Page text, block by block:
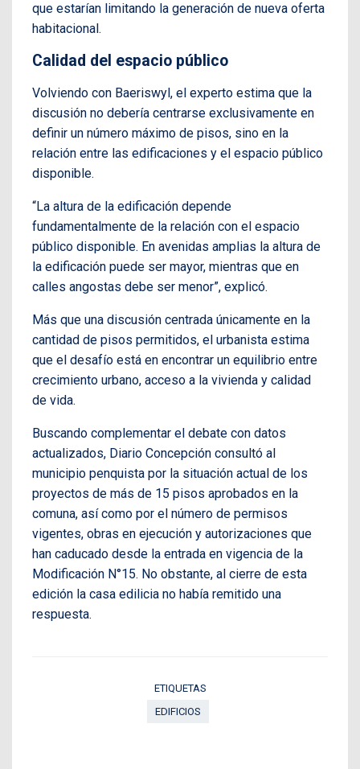
que estarían limitando la generación de nueva oferta
habitacional.
Calidad del espacio público
Volviendo con Baeriswyl, el experto estima que la
discusión no debería centrarse exclusivamente en
definir un número máximo de pisos, sino en la
relación entre las edificaciones y el espacio público
disponible.
“La altura de la edificación depende
fundamentalmente de la relación con el espacio
público disponible. En avenidas amplias la altura de
la edificación puede ser mayor, mientras que en
calles angostas debe ser menor”, explicó.
Más que una discusión centrada únicamente en la
cantidad de pisos permitidos, el urbanista estima
que el desafío está en encontrar un equilibrio entre
crecimiento urbano, acceso a la vivienda y calidad
de vida.
Buscando complementar el debate con datos
actualizados, Diario Concepción consultó al
municipio penquista por la situación actual de los
proyectos de más de 15 pisos aprobados en la
comuna, así como por el número de permisos
vigentes, obras en ejecución y autorizaciones que
han caducado desde la entrada en vigencia de la
Modificación N°15. No obstante, al cierre de esta
edición la casa edilicia no había remitido una
respuesta.
ETIQUETAS
EDIFICIOS